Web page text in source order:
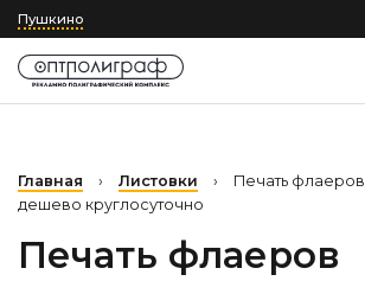
Пушкино
Главная › Листовки ›
Печать флаеров
дешево круглосуточно
Печать флаеров